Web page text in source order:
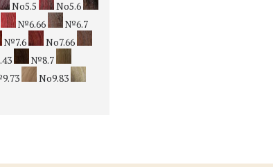
No5.5
No5.6
№6.66
№6.7
№7.6
No7.66
№8.7
No9.83